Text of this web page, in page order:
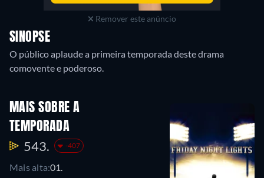
Remover este anúncio
SINOPSE
O público aplaude a primeira temporada deste drama
comovente e poderoso.
MAIS SOBRE A
TEMPORADA
543. -407
Mais alta:01.